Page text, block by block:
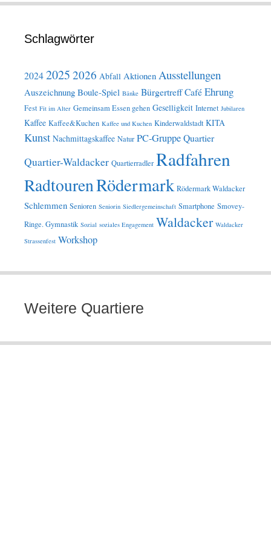
Schlagwörter
20242025 2026 Abfall Aktionen Ausstellungen
Auszeichnung Boule-Spiel Bänke BürgertreffCaféEhrung
Fest Fit im Alter Gemeinsam Essen gehen Geselligkeit Internet Jubilaren
Kaffee Kaffee&Kuchen Kaffee und Kuchen Kinderwaldstadt KITA
Kunst Nachmittagskaffee Natur PC-GruppeQuartier
Quartier-Waldacker Quartierradler Radfahren
RadtourenRödermark Rödermark Waldacker
Schlemmen Senioren Seniorin Siedlergemeinschaft Smartphone Smovey-
Ringe. Gymnastik Sozial soziales Engagement Waldacker Waldacker
Strassenfest Workshop
Weitere Quartiere